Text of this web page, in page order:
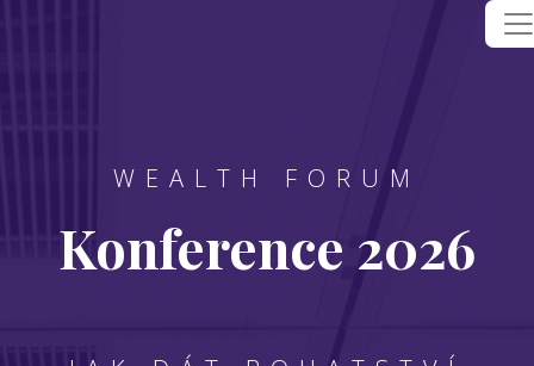
WEALTH FORUM
Konference 2026